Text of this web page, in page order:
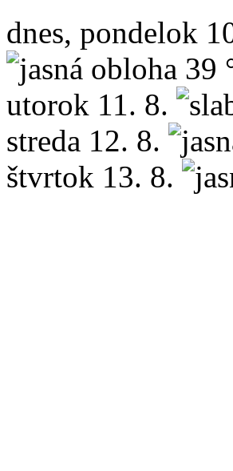
dnes, pondelok
39
utorok 11. 8.
streda 12. 8.
štvrtok 13. 8.